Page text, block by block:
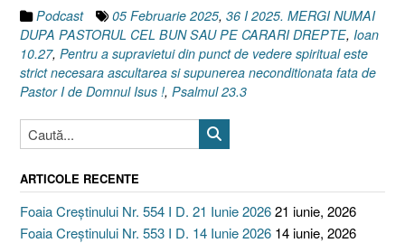
Februarie
2025”
Podcast 05 Februarie 2025, 36 I 2025. MERGI NUMAI
DUPA PASTORUL CEL BUN SAU PE CARARI DREPTE, Ioan
10.27, Pentru a supravietui din punct de vedere spiritual este
strict necesara ascultarea si supunerea neconditionata fata de
Pastor I de Domnul Isus !, Psalmul 23.3
ARTICOLE RECENTE
Foaia Creștinului Nr. 554 I D. 21 Iunie 202621 iunie, 2026
Foaia Creștinului Nr. 553 I D. 14 Iunie 2026 14 iunie, 2026